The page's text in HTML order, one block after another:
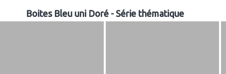
Boites Bleu uni Doré - Série thématique